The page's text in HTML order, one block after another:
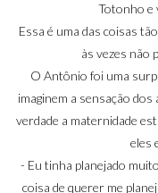
Totonho e
Essa é uma das coisas
às vezes não
O Antônio foi uma
imaginem a sensação
verdade a maternidade
eles
- Eu tinha planejado
coisa de querer me